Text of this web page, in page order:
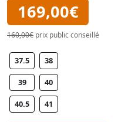
169,00€
160,00€ prix public conseillé
37.5 38
39 40
40.5 41